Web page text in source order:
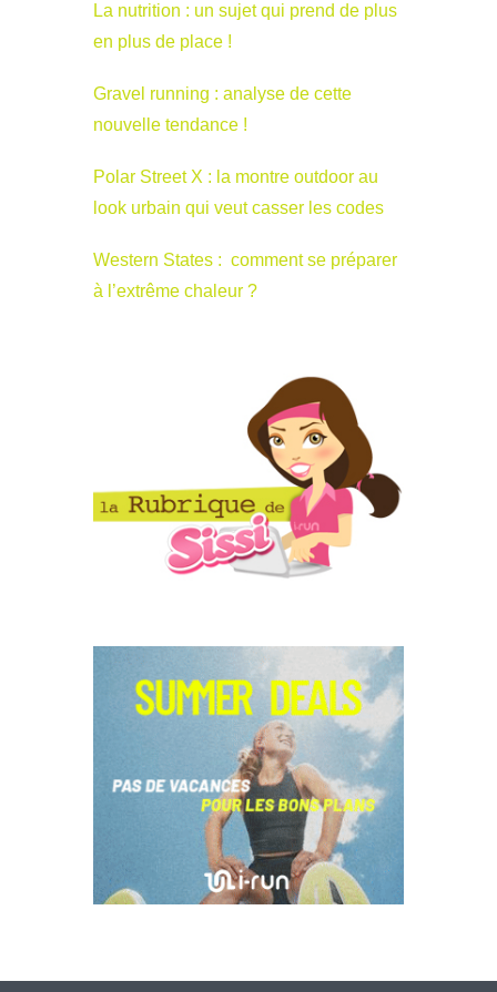
La nutrition : un sujet qui prend de plus
en plus de place !
Gravel running : analyse de cette
nouvelle tendance !
Polar Street X : la montre outdoor au
look urbain qui veut casser les codes
Western States : comment se préparer
à l’extrême chaleur ?